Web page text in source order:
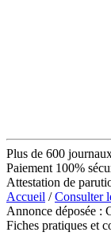
Plus de 600
Paiement 100%
Attestation de
Accueil /Consulter
Annonce déposée
Fiches pratiques et